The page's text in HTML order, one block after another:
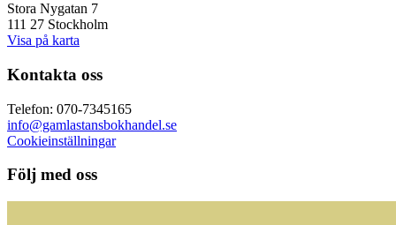
Stora Nygatan 7
111 27 Stockholm
Visa på karta
Kontakta oss
Telefon: 070-7345165
info@gamlastansbokhandel.se
Cookieinställningar
Följ med oss